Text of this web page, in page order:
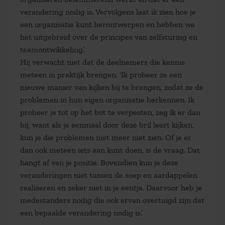
verandering nodig is. Vervolgens laat ik zien hoe je
een organisatie kunt herontwerpen en hebben we
het uitgebreid over de principes van zelfsturing en
teamontwikkeling.’
Hij verwacht niet dat de deelnemers die kennis
meteen in praktijk brengen. ‘Ik probeer ze een
nieuwe manier van kijken bij te brengen, zodat ze de
problemen in hun eigen organisatie herkennen. Ik
probeer je tot op het bot te verpesten, zeg ik er dan
bij, want als je eenmaal door deze bril leert kijken,
kun je die problemen niet meer niet zien. Of je er
dan ook meteen iets aan kunt doen, is de vraag. Dat
hangt af van je positie. Bovendien kun je deze
veranderingen niet tussen de soep en aardappelen
realiseren en zeker niet in je eentje. Daarvoor heb je
medestanders nodig die ook ervan overtuigd zijn dat
een bepaalde verandering nodig is.’